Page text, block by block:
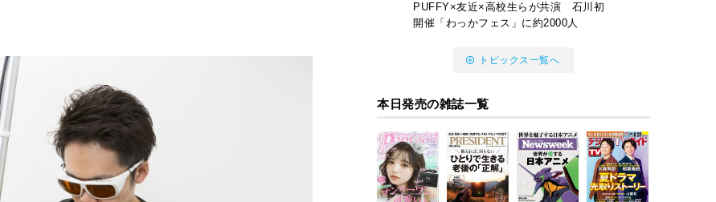
PUFFY×友近×高校生らが共演 石川初
開催「わっかフェス」に約2000人
トピックス一覧へ
本日発売の雑誌一覧